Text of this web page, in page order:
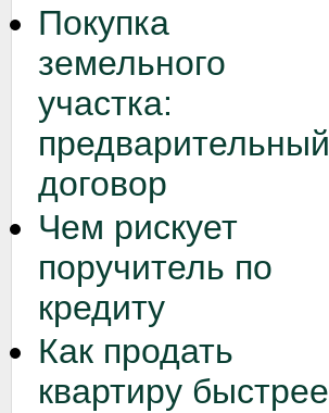
Покупка
земельного
участка:
предварительный
договор
Чем рискует
поручитель по
кредиту
Как продать
квартиру быстрее